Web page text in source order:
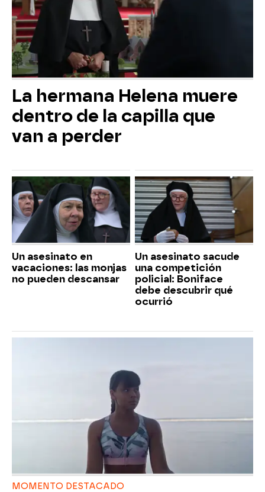
La hermana Helena muere
dentro de la capilla que
van a perder
Un asesinato en
vacaciones: las monjas
no pueden descansar
Un asesinato sacude
una competición
policial: Boniface
debe descubrir qué
ocurrió
MOMENTO DESTACADO